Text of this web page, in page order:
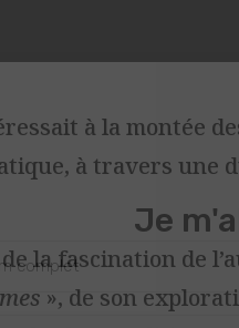
à la montée
à travers une
la fascination de
», de sonJe